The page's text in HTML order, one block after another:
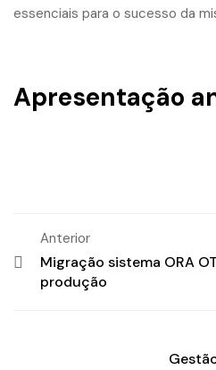
essenciais para o sucesso da
Apresentação
Anterior
Migração sistema ORA
produção